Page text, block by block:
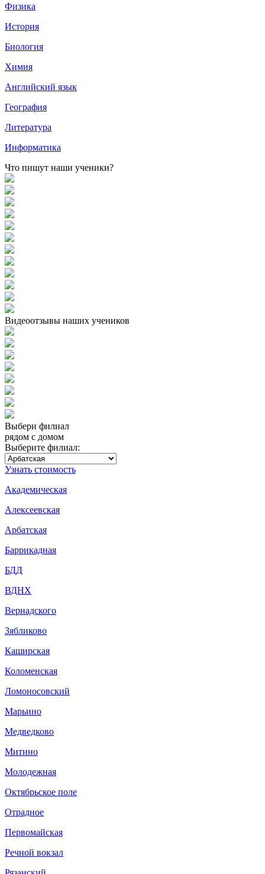
Физика
История
Биология
Химия
Английский язык
География
Литература
Информатика
Что пишут наши ученики?
Видеоотзывы наших учеников
Выбери филиал
рядом с домом
Выберите филиал:
Узнать стоимость
Академическая
Алексеевская
Арбатская
Баррикадная
БДД
ВДНХ
Вернадского
Зябликово
Каширская
Коломенская
Ломоносовский
Марьино
Медведково
Митино
Молодежная
Октябрьское поле
Отрадное
Первомайская
Речной вокзал